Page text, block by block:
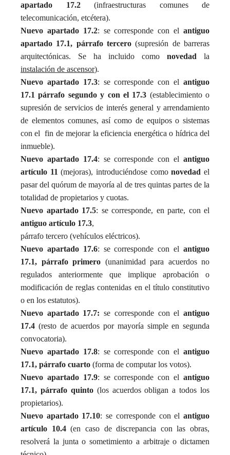
apartado 17.2 (infraestructuras comunes de
telecomunicación, etcétera).
Nuevo apartado 17.2: se corresponde con elantiguo
apartado 17.1, párrafo tercero(supresión de barreras
arquitectónicas. Se ha incluido como novedad la
instalación de ascensor).
Nuevo apartado 17.3: se corresponde con elantiguo
17.1 párrafo segundo y con el 17.3 (establecimiento o
supresión de servicios de interés general y arrendamiento
de elementos comunes, así como de equipos o sistemas
con el fin de mejorar la eficiencia energética o hídrica del
inmueble).
Nuevo apartado 17.4: se corresponde con elantiguo
artículo 11(mejoras), introduciéndose comonovedadel
pasar del quórum de mayoría al de tres quintas partes de la
totalidad de propietarios y cuotas.
Nuevo apartado 17.5: se corresponde, en parte, con el
antiguo artículo 17.3,
párrafo tercero (vehículos eléctricos).
Nuevo apartado 17.6: se corresponde con elantiguo
17.1, párrafo primero (unanimidad para acuerdos no
regulados anteriormente que implique aprobación o
modificación de reglas contenidas en el título constitutivo
o en los estatutos).
Nuevo apartado 17.7:se corresponde con elantiguo
17.4 (resto de acuerdos por mayoría simple en segunda
convocatoria).
Nuevo apartado 17.8: se corresponde con elantiguo
17.1, párrafo cuarto (forma de computar los votos).
Nuevo apartado 17.9: se corresponde con elantiguo
17.1, párrafo quinto (los acuerdos obligan a todos los
propietarios).
Nuevo apartado 17.10: se corresponde con elantiguo
artículo 10.4(en caso de discrepancia con las obras,
resolverá la junta o sometimiento a arbitraje o dictamen